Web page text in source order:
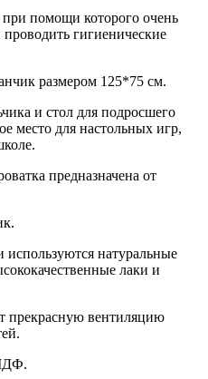
помощи которого очень
проводить гигиенические
размером 125*75 см.
и стол для подросшего
место для настольных игр,
предназначена от
натуральные
лаки и
прекрасную вентиляцию